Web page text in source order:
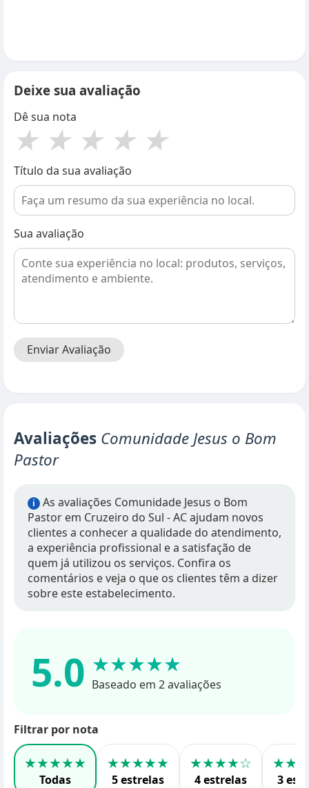
Deixe sua avaliação
Dê sua nota
★ ★ ★ ★ ★
Título da sua avaliação
Sua avaliação
Enviar Avaliação
Avaliações Comunidade Jesus o Bom
Pastor
i
As avaliações Comunidade Jesus o Bom
Pastor em Cruzeiro do Sul - AC ajudam novos
clientes a conhecer a qualidade do atendimento,
a experiência profissional e a satisfação de
quem já utilizou os serviços. Confira os
comentários e veja o que os clientes têm a dizer
sobre este estabelecimento.
5.0 ★★★★★
Baseado em 2 avaliações
Filtrar por nota
★★★★★
Todas
★★★★★
5 estrelas
★★★★☆
4 estrelas 3